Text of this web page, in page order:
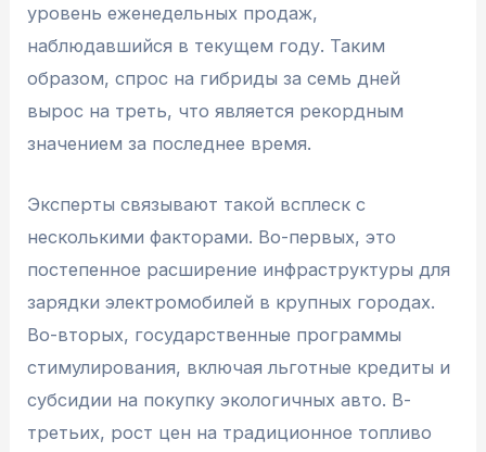
уровень еженедельных продаж,
наблюдавшийся в текущем году. Таким
образом, спрос на гибриды за семь дней
вырос на треть, что является рекордным
значением за последнее время.
Эксперты связывают такой всплеск с
несколькими факторами. Во-первых, это
постепенное расширение инфраструктуры для
зарядки электромобилей в крупных городах.
Во-вторых, государственные программы
стимулирования, включая льготные кредиты и
субсидии на покупку экологичных авто. В-
третьих, рост цен на традиционное топливо